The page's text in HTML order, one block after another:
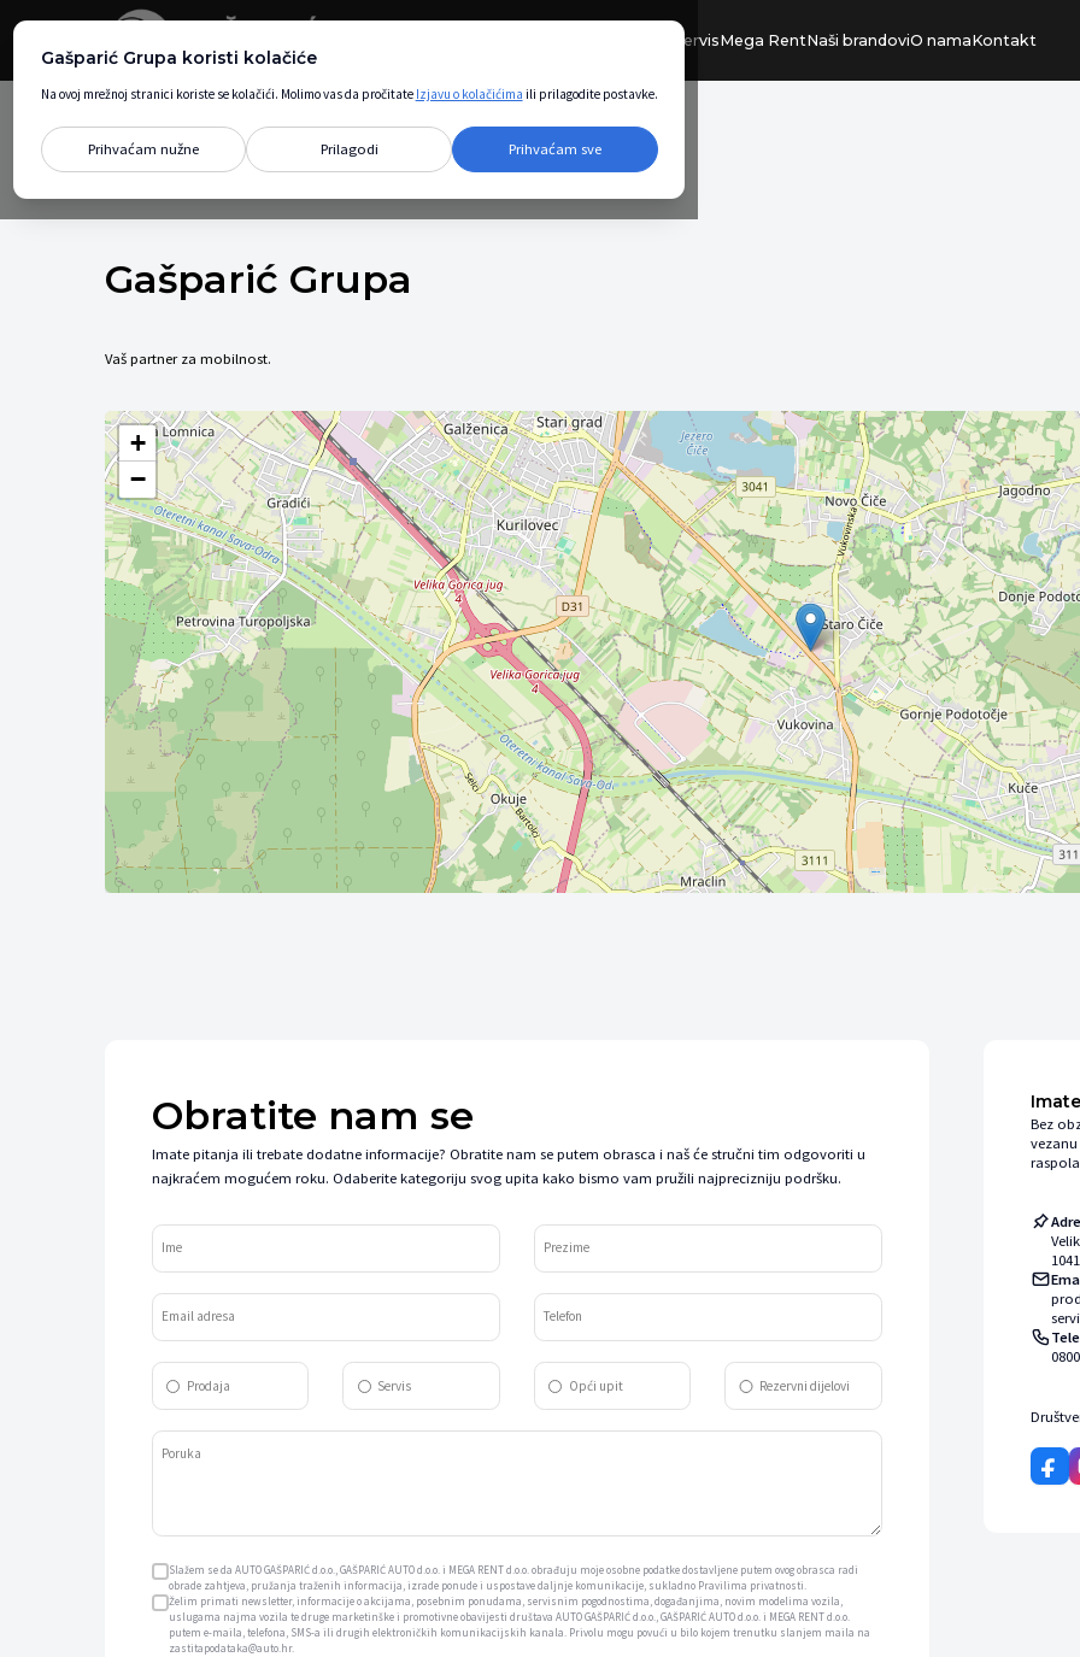
ServisMega RentNaši brandoviO namaKontakt
Gašparić Grupa
Vaš partner za mobilnost.
+
−
Obratite nam se
Imate pitanja ili trebate dodatne informacije? Obratite nam se putem obrasca i naš će stručni tim odgovoriti u
najkraćem mogućem roku. Odaberite kategoriju svog upita kako bismo vam pružili najprecizniju podršku.
Ime Prezime
Email adresa Telefon
Prodaja Servis Opći upit Rezervni dijelovi
Poruka
Slažem se da AUTO GAŠPARIĆ d.o.o., GAŠPARIĆ AUTO d.o.o. i MEGA RENT d.o.o. obrađuju moje osobne podatke dostavljene putem ovog obrasca radi
obrade zahtjeva, pružanja traženih informacija, izrade ponude i uspostave daljnje komunikacije, sukladno Pravilima privatnosti.
Želim primati newsletter, informacije o akcijama, posebnim ponudama, servisnim pogodnostima, događanjima, novim modelima vozila,
uslugama najma vozila te druge marketinške i promotivne obavijesti društava AUTO GAŠPARIĆ d.o.o., GAŠPARIĆ AUTO d.o.o. i MEGA RENT d.o.o.
putem e-maila, telefona, SMS-a ili drugih elektroničkih komunikacijskih kanala. Privolu mogu povući u bilo kojem trenutku slanjem maila na
zastitapodataka@auto.hr.
Bez
Gašparić Grupa koristi kolačiće
Na ovoj mrežnoj stranici koriste se kolačići. Molimo vas da pročitate Izjavu o kolačićima ili prilagodite postavke.
Prihvaćam nužne Prilagodi Prihvaćam sve